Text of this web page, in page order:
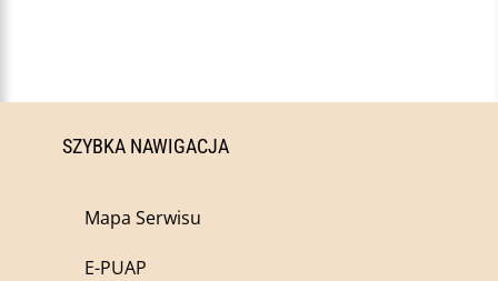
SZYBKA NAWIGACJA
Mapa Serwisu
E-PUAP